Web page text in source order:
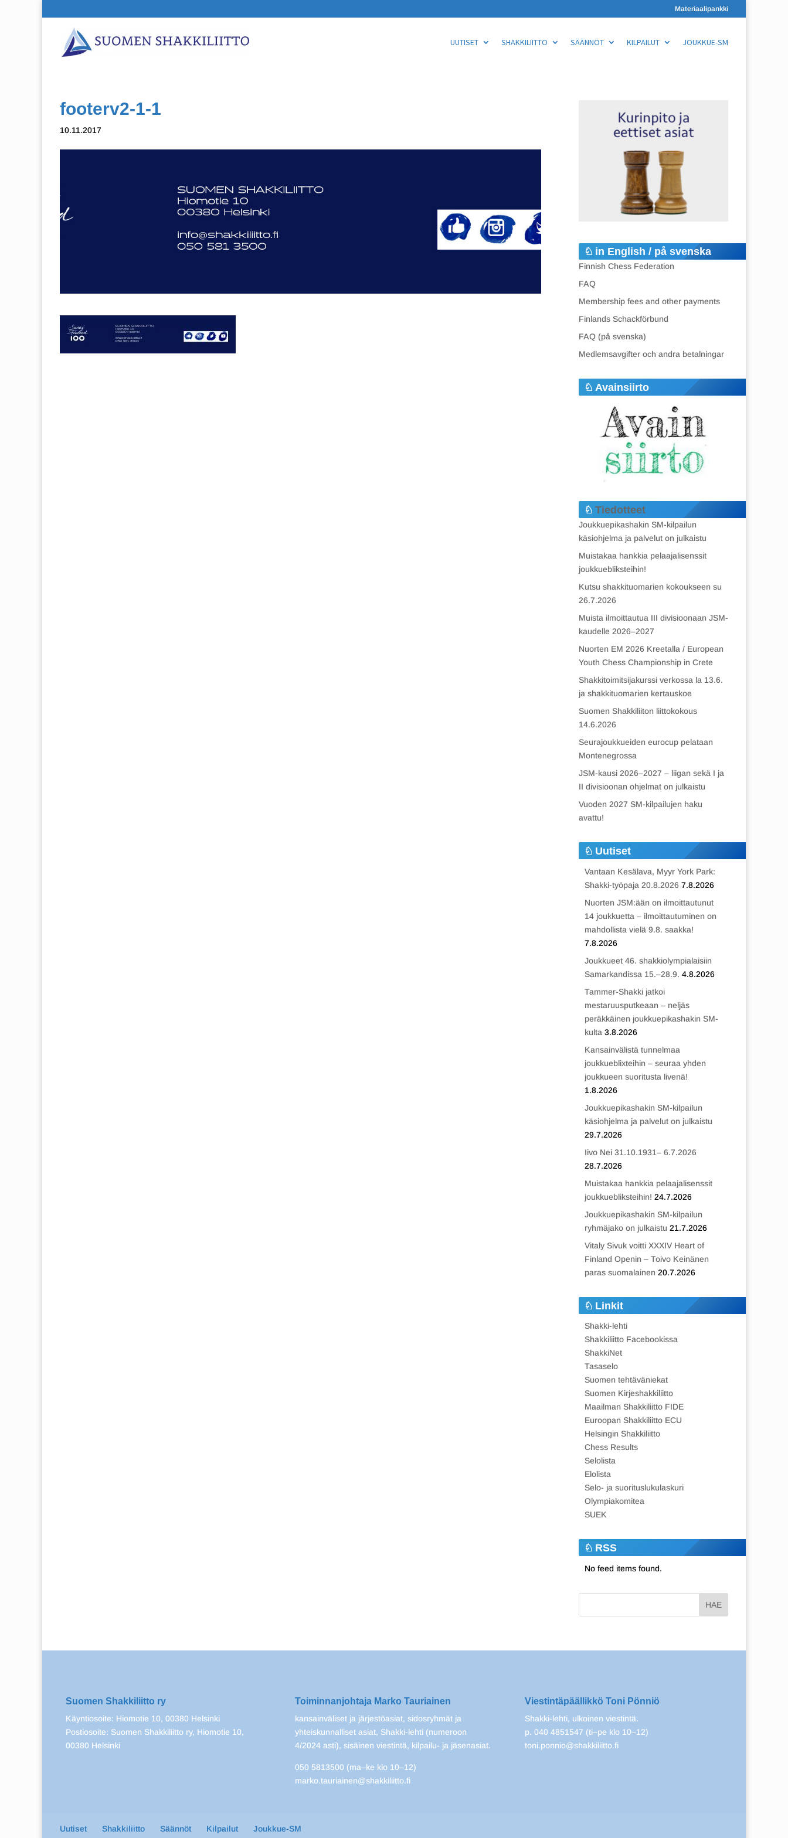
Materiaalipankki
UUTISET SHAKKILIITTO SÄÄNNÖT KILPAILUT JOUKKUE-SM
footerv2-1-1
10.11.2017
in English / på svenska
Finnish Chess Federation
FAQ
Membership fees and other payments
Finlands Schackförbund
FAQ (på svenska)
Medlemsavgifter och andra betalningar
Avainsiirto
Tiedotteet
Joukkuepikashakin SM-kilpailun
käsiohjelma ja palvelut on julkaistu
Muistakaa hankkia pelaajalisenssit
joukkuebliksteihin!
Kutsu shakkituomarien kokoukseen su
26.7.2026
Muista ilmoittautua III divisioonaan JSM-
kaudelle 2026–2027
Nuorten EM 2026 Kreetalla / European
Youth Chess Championship in Crete
Shakkitoimitsijakurssi verkossa la 13.6.
ja shakkituomarien kertauskoe
Suomen Shakkiliiton liittokokous
14.6.2026
Seurajoukkueiden eurocup pelataan
Montenegrossa
JSM-kausi 2026–2027 – liigan sekä I ja
II divisioonan ohjelmat on julkaistu
Vuoden 2027 SM-kilpailujen haku
avattu!
Uutiset
Vantaan Kesälava, Myyr York Park:
Shakki-työpaja 20.8.2026 7.8.2026
Nuorten JSM:ään on ilmoittautunut
14 joukkuetta – ilmoittautuminen on
mahdollista vielä 9.8. saakka!
7.8.2026
Joukkueet 46. shakkiolympialaisiin
Samarkandissa 15.–28.9. 4.8.2026
Tammer-Shakki jatkoi
mestaruusputkeaan – neljäs
peräkkäinen joukkuepikashakin SM-
kulta 3.8.2026
Kansainvälistä tunnelmaa
joukkueblixteihin – seuraa yhden
joukkueen suoritusta livenä!
1.8.2026
Joukkuepikashakin SM-kilpailun
käsiohjelma ja palvelut on julkaistu
29.7.2026
Iivo Nei 31.10.1931– 6.7.2026
28.7.2026
Muistakaa hankkia pelaajalisenssit
joukkuebliksteihin! 24.7.2026
Joukkuepikashakin SM-kilpailun
ryhmäjako on julkaistu 21.7.2026
Vitaly Sivuk voitti XXXIV Heart of
Finland Openin – Toivo Keinänen
paras suomalainen 20.7.2026
Linkit
Shakki-lehti
Shakkiliitto Facebookissa
ShakkiNet
Tasaselo
Suomen tehtäväniekat
Suomen Kirjeshakkiliitto
Maailman Shakkiliitto FIDE
Euroopan Shakkiliitto ECU
Helsingin Shakkiliitto
Chess Results
Selolista
Elolista
Selo- ja suorituslukulaskuri
Olympiakomitea
SUEK
RSS
No feed items found.
Suomen Shakkiliitto ry
Käyntiosoite: Hiomotie 10, 00380 Helsinki
Postiosoite: Suomen Shakkiliitto ry, Hiomotie 10,
00380 Helsinki
Toiminnanjohtaja Marko Tauriainen
kansainväliset ja järjestöasiat, sidosryhmät ja
yhteiskunnalliset asiat, Shakki-lehti (numeroon
4/2024 asti), sisäinen viestintä, kilpailu- ja jäsenasiat.
050 5813500 (ma–ke klo 10–12)
marko.tauriainen@shakkiliitto.fi
Viestintäpäällikkö Toni Pönniö
Shakki-lehti, ulkoinen viestintä.
p. 040 4851547 (ti–pe klo 10–12)
toni.ponnio@shakkiliitto.fi
Uutiset Shakkiliitto Säännöt Kilpailut Joukkue-SM